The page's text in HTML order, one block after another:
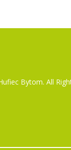
Bytom. All